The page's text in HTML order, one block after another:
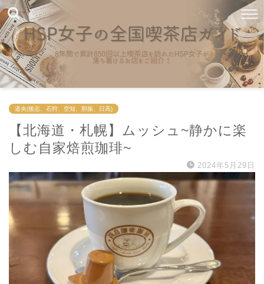
道央(後志、石狩、空知、胆振、日高)
【北海道・札幌】ムッシュ~静かに楽
しむ自家焙煎珈琲~
2024年5月29日